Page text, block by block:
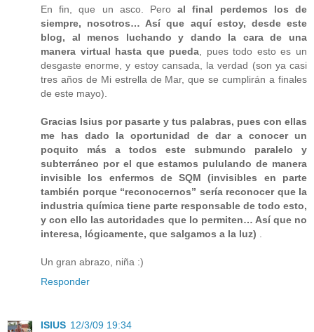
En fin, que un asco. Peroal final perdemos los de
siempre, nosotros… Así que aquí estoy, desde este
blog, al menos luchando y dando la cara de una
manera virtual hasta que pueda , pues todo esto es un
desgaste enorme, y estoy cansada, la verdad (son ya casi
tres años de Mi estrella de Mar, que se cumplirán a finales
de este mayo).
Gracias Isius por pasarte y tus palabras, pues con ellas
me has dado la oportunidad de dar a conocer un
poquito más a todos este submundo paralelo y
subterráneo por el que estamos pululando de manera
invisible los enfermos de SQM (invisibles en parte
también porque “reconocernos” sería reconocer que la
industria química tiene parte responsable de todo esto,
y con ello las autoridades que lo permiten… Así que no
interesa, lógicamente, que salgamos a la luz)
Un gran abrazo, niña :)
Responder
ISIUS 12/3/09 19:34